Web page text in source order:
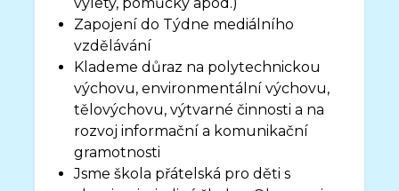
Zapojení do Týdne mediálního
vzdělávání
Klademe důraz na polytechnickou
výchovu, environmentální výchovu,
tělovýchovu, výtvarné činnosti a na
rozvoj informační a komunikační
gramotnosti
Jsme škola přátelská pro děti s